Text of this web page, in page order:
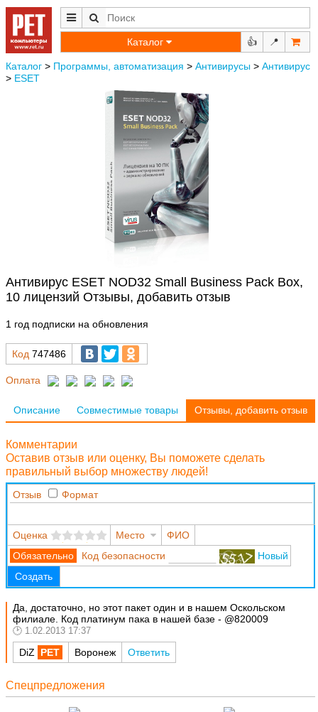
Каталог 👍 📍
Каталог > Программы, автоматизация > Антивирусы > Антивирус
> ESET
Антивирус ESET NOD32 Small Business Pack Box,
10 лицензий Отзывы, добавить отзыв
1 год подписки на обновления
Код 747486
Оплата
Описание Совместимые товары Отзывы, добавить отзыв
Комментарии
Оставив отзыв или оценку, Вы поможете сделать
правильный выбор множеству людей!
Отзыв Формат
Оценка Место
ФИО
Код безопасности
Новый
Создать
Да, достаточно, но этот пакет один и в нашем Оскольском
филиале. Код платинум пака в нашей базе - @820009
1.02.2013 17:37
DiZ Воронеж Ответить
Спецпредложения